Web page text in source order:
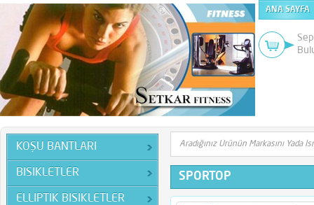
ANA SAYFA
KOŞU BANTLARI
BISIKLETLER
ELLIPTIK BISIKLETLER
SPORTOP